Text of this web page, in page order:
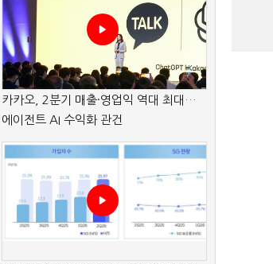
카카오, 2분기 매출·영업익 역대 최대…
에이전트 AI 수익화 관건